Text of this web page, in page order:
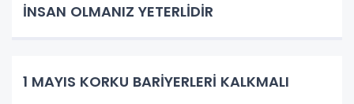
İNSAN OLMANIZ YETERLİDİR
1 MAYIS KORKU BARİYERLERİ KALKMALI